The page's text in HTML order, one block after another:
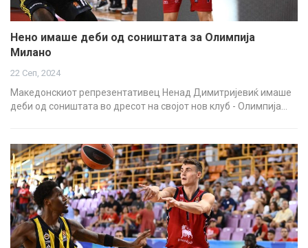
Нено имаше деби од соништата за Олимпија
Милано
22 Сеп, 2024
Македонскиот репрезентативец Ненад Димитријевиќ имаше
деби од соништата во дресот на својот нов клуб - Олимпија…